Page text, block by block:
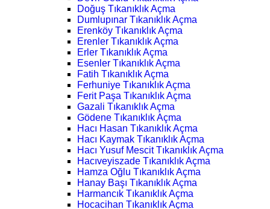
Doğuş Tıkanıklık Açma
Dumlupınar Tıkanıklık Açma
Erenköy Tıkanıklık Açma
Erenler Tıkanıklık Açma
Erler Tıkanıklık Açma
Esenler Tıkanıklık Açma
Fatih Tıkanıklık Açma
Ferhuniye Tıkanıklık Açma
Ferit Paşa Tıkanıklık Açma
Gazali Tıkanıklık Açma
Gödene Tıkanıklık Açma
Hacı Hasan Tıkanıklık Açma
Hacı Kaymak Tıkanıklık Açma
Hacı Yusuf Mescit Tıkanıklık Açma
Hacıveyiszade Tıkanıklık Açma
Hamza Oğlu Tıkanıklık Açma
Hanay Başı Tıkanıklık Açma
Harmancık Tıkanıklık Açma
Hocacihan Tıkanıklık Açma